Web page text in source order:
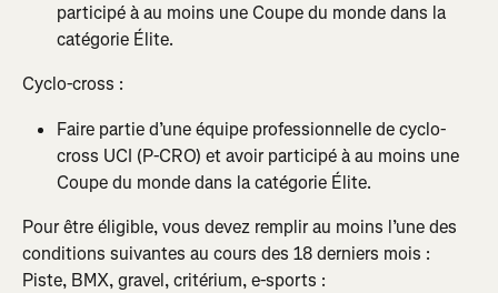
participé à au moins une Coupe du monde dans la
catégorie Élite.
Cyclo-cross :
Faire partie d’une équipe professionnelle de cyclo-
cross UCI (P-CRO) et avoir participé à au moins une
Coupe du monde dans la catégorie Élite.
Pour être éligible, vous devez remplir au moins l’une des
conditions suivantes au cours des 18 derniers mois :
Piste, BMX, gravel, critérium, e-sports :